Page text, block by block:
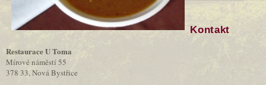
Kontakt
Restaurace U Toma
Mírové náměstí 55
378 33, Nová Bystřice